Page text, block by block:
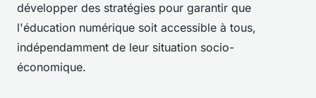
développer des stratégies pour garantir que
l'éducation numérique soit accessible à tous,
indépendamment de leur situation socio-
économique.